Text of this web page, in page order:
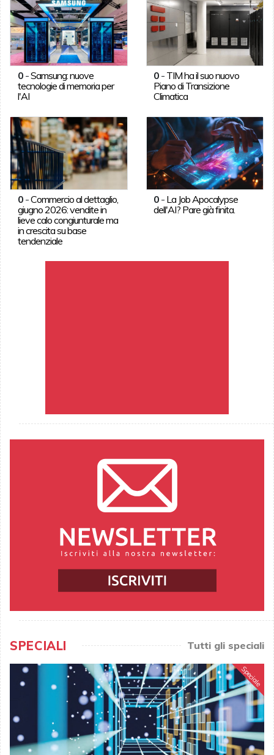
0-Samsung: nuove
tecnologie di memoria per
l'AI
0 - TIM ha il suo nuovo
Piano di Transizione
Climatica
0-Commercio al dettaglio,
giugno 2026: vendite in
lieve calo congiunturale ma
in crescita su base
tendenziale
0 - La Job Apocalypse
dell'AI? Pare già finita.
SPECIALI Tutti gli speciali
Speciale